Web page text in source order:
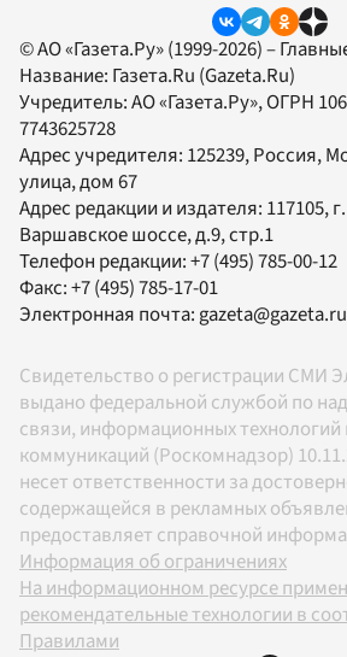
© АО «Газета.Ру» (1999-2026) –
Название: Газета.Ru (Gazeta.Ru)
Учредитель:АО «Газета.Ру», ОГРН
7743625728
Адрес учредителя: 125239, Россия,
улица, дом 67
Адрес редакции и издателя: 117105, г.
Варшавское шоссе, д.9, стр.1
Телефон редакции:+7 (495) 785-00-12
Факс:+7 (495) 785-17-01
Электронная почта:gazeta@gazeta.ru
Свидетельство о регистрации СМИ
выдано федеральной службой по
связи, информационных
коммуникаций (Роскомнадзор)
несет ответственности за
содержащейся в рекламных
предоставляет справочной
Информация об ограничениях
На информационном ресурсе
рекомендательные технологии в
Правилами